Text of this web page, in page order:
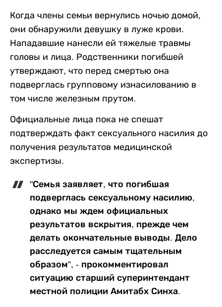
Когда члены семьи вернулись ночью домой,
они обнаружили девушку в луже крови.
Нападавшие нанесли ей тяжелые травмы
головы и лица. Родственники погибшей
утверждают, что перед смертью она
подверглась групповому изнасилованию в
том числе железным прутом.
Официальные лица пока не спешат
подтверждать факт сексуального насилия до
получения результатов медицинской
экспертизы.
"Семья заявляет, что погибшая
подверглась сексуальному насилию,
однако мы ждем официальных
результатов вскрытия, прежде чем
делать окончательные выводы. Дело
расследуется самым тщательным
образом”, - прокомментировал
ситуацию старший суперинтендант
местной полиции Амитабх Синха.